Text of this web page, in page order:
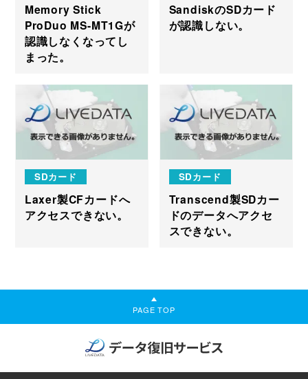
Memory Stick
ProDuo MS-MT1Gが
認識しなくなってし
まった。
SandiskのSDカード
が認識しない。
SDカード
Laxer製CFカードへ
アクセスできない。
SDカード
Transcend製SDカー
ドのデータへアクセ
スできない。
PAGE TOP